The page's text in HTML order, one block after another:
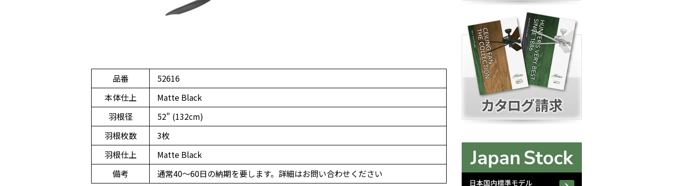
品番
52616
本体仕上
Matte Black
羽根径
52" (132cm)
羽根枚数
3枚
羽根仕上
Matte Black
備考
通常40～60日の納期を要します。詳細はお問い合わせください